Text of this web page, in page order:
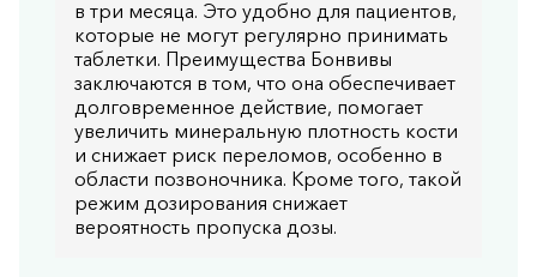
в три месяца. Это удобно для пациентов,
которые не могут регулярно принимать
таблетки. Преимущества Бонвивы
заключаются в том, что она обеспечивает
долговременное действие, помогает
увеличить минеральную плотность кости
и снижает риск переломов, особенно в
области позвоночника. Кроме того, такой
режим дозирования снижает
вероятность пропуска дозы.